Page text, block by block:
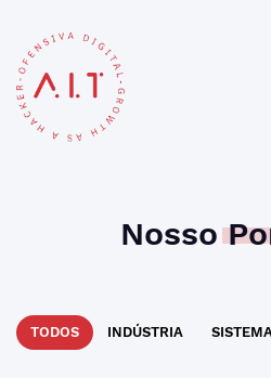
Nosso
TODOS INDÚSTRIA